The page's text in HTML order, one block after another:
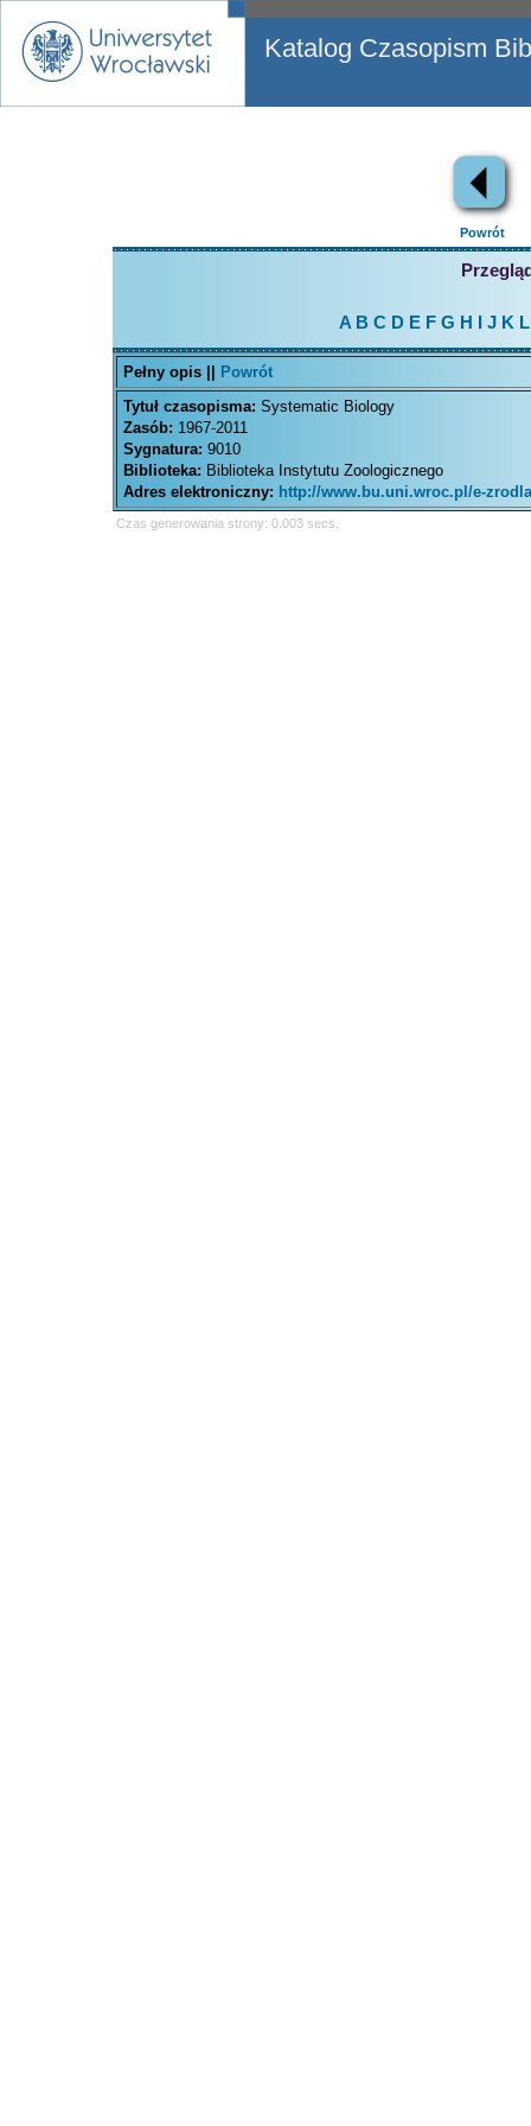
Katalog Czasopism
Powrót
A B C D EFG H J K L
Pełny opis ||
Powrót
Tytuł czasopisma: Systematic Biology
Zasób: 1967-2011
Sygnatura: 9010
Biblioteka: Biblioteka Instytutu Zoologicznego
Adres elektroniczny: http://www.bu.uni.wroc.pl/e-
Czas generowania strony: 0.003 secs.